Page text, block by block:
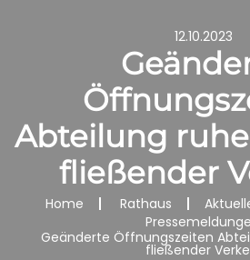
12.10.2023
Abteilung
fließender
Home Rathaus
Geänderte Öffnungszeiten
fließender